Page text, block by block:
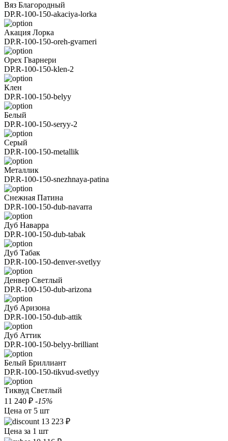
Вяз Благородный
DP.R-100-150-akaciya-lorka
Акация Лорка
DP.R-100-150-oreh-gvarneri
Орех Гварнери
DP.R-100-150-klen-2
Клен
DP.R-100-150-belyy
Белый
DP.R-100-150-seryy-2
Серый
DP.R-100-150-metallik
Металлик
DP.R-100-150-snezhnaya-patina
Снежная Патина
DP.R-100-150-dub-navarra
Дуб Наварра
DP.R-100-150-dub-tabak
Дуб Табак
DP.R-100-150-denver-svetlyy
Денвер Светлый
DP.R-100-150-dub-arizona
Дуб Аризона
DP.R-100-150-dub-attik
Дуб Аттик
DP.R-100-150-belyy-brilliant
Белый Бриллиант
DP.R-100-150-tikvud-svetlyy
Тиквуд Светлый
11 240 ₽ -15%
Цена от 5 шт
13 223 ₽
Цена за 1 шт